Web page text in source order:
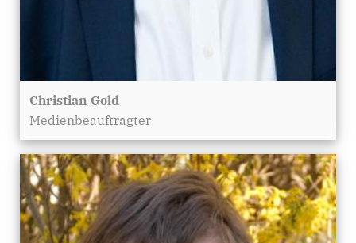
Christian Gold
Medienbeauftragter